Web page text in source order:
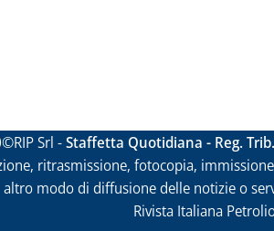
©RIP Srl -Staffetta Quotidiana - Reg.
ritrasmissione, fotocopia,
altro modo di diffusione delle notizie o
Rivista Italiana